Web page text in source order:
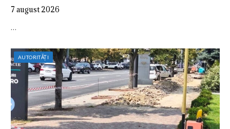
7 august 2026
…
AUTORITĂȚI